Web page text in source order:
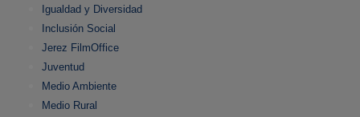
Igualdad y Diversidad
Inclusión Social
Jerez FilmOffice
Juventud
Medio Ambiente
Medio Rural